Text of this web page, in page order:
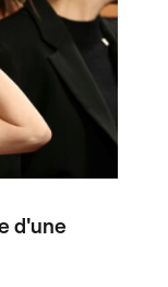
d'une